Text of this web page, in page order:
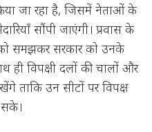
जा रहा है, जिसमें नेताओं के
सौंपी जाएंगी। प्रवास के
समझकर सरकार को उनके
विपक्षी दलों की चालों और
ताकि उन सीटों पर विपक्ष
सके।